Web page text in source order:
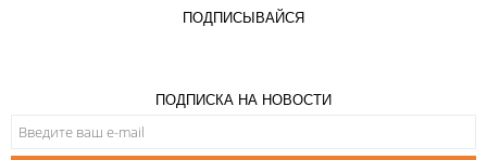
ПОДПИСЫВАЙСЯ
ПОДПИСКА НА НОВОСТИ